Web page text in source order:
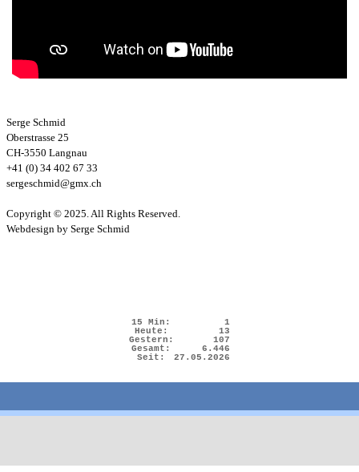
Serge Schmid
Oberstrasse 25
CH-3550 Langnau
+41 (0) 34 402 67 33
sergeschmid@gmx.ch
Copyright © 2025. All Rights Reserved.
Webdesign by Serge Schmid
15 Min:
1
Heute:
13
Gestern:
107
Gesamt:
6.446
Seit:
27.05.2026